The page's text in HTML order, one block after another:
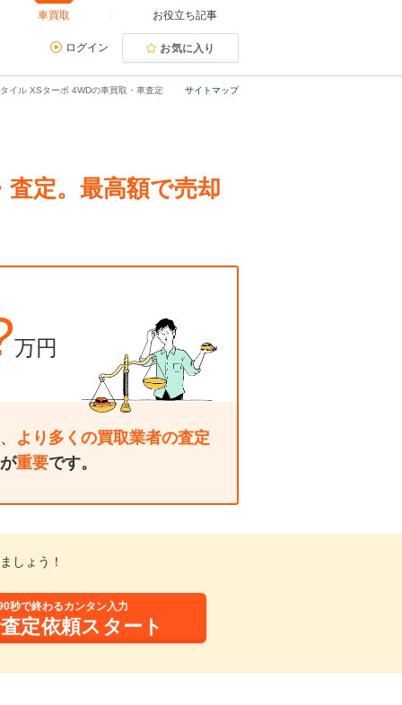
車買取 お役立ち記事
ログイン お気に入り
サイトマップ
イル XSターボ 4WDの車買取・車査定
定。最高額で売却
万円
より多くの買取業者の査定
重要です。
しょう！
秒で終わるカンタン入力
定依頼スタート